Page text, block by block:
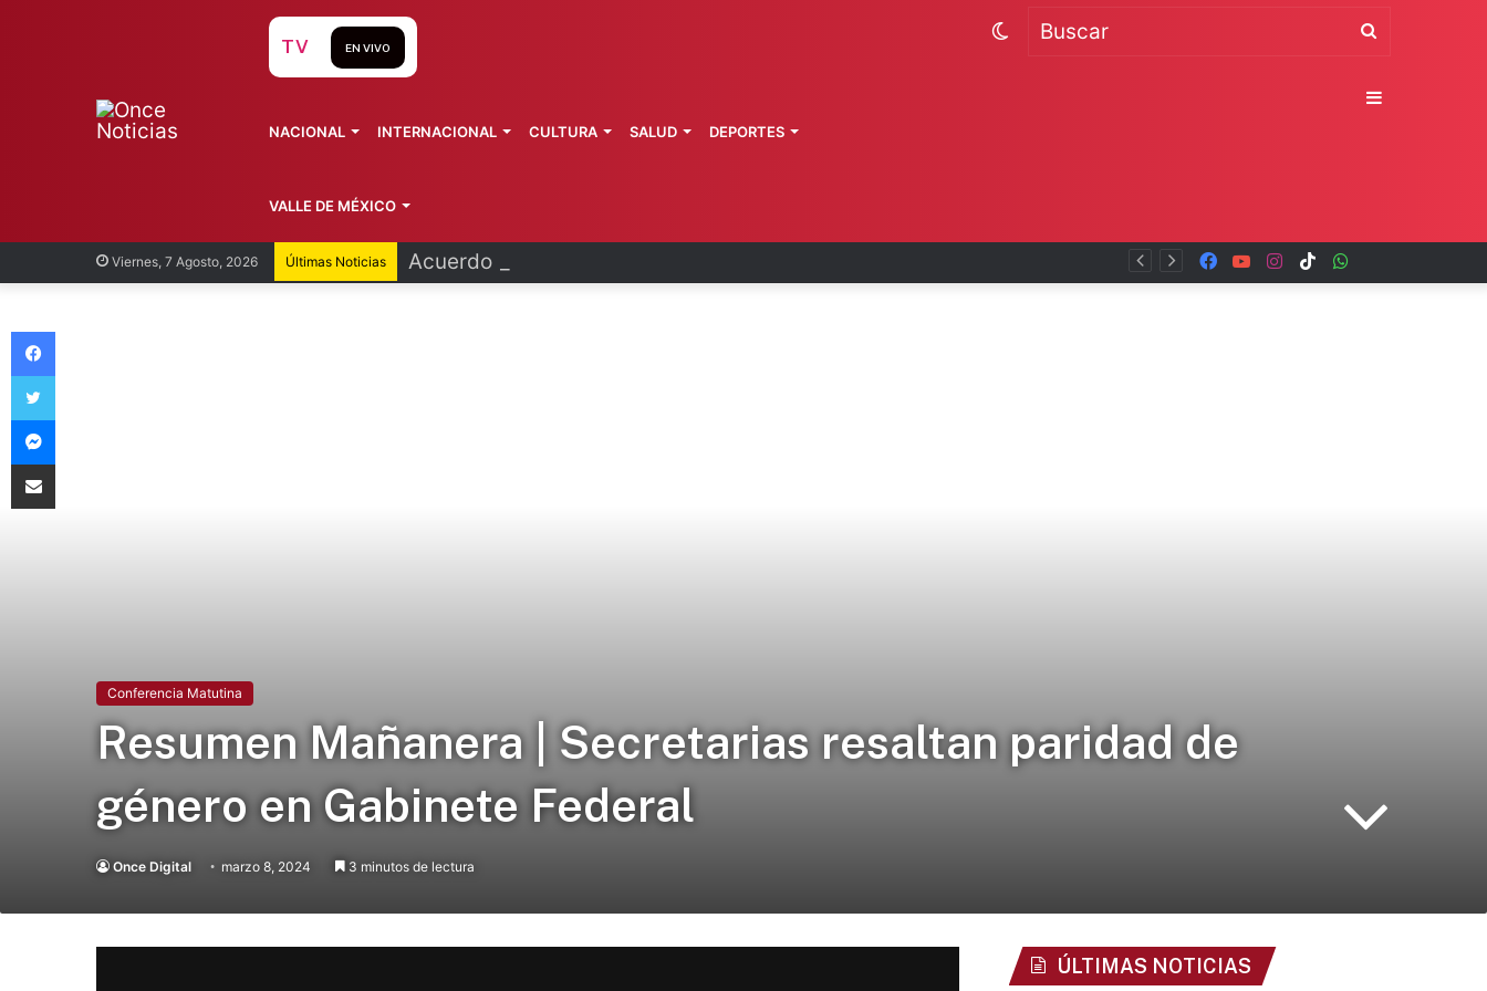
Viernes, 7 Agosto, 2026 Últimas Noticias Acuerdo Pemex y Petrobras en fase de ejecución TikTok
Instagram
YouTube
Facebook
TV EN VIVO
NACIONAL INTERNACIONAL CULTURA SALUD DEPORTES
VALLE DE MÉXICO
Buscar
Switch
Sidebar
Conferencia Matutina
Resumen Mañanera | Secretarias resaltan paridad de
género en Gabinete Federal
Once Digital marzo 8, 2024 3 minutos de lectura
ÚLTIMAS NOTICIAS
Facebook
Twitter
Messenger
Compartir vía Email